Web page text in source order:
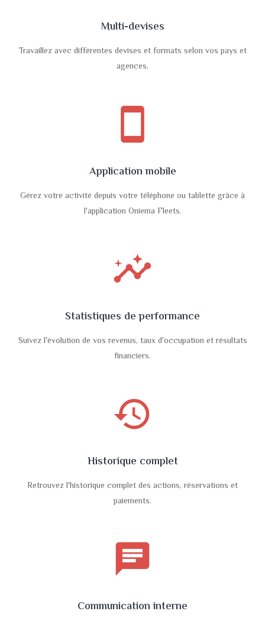
Multi-devises
Travaillez avec différentes devises et formats selon vos pays et
agences.
smartphone
Application mobile
Gérez votre activité depuis votre téléphone ou tablette grâce à
l'application Oniema Fleets.
insights
Statistiques de performance
Suivez l'évolution de vos revenus, taux d'occupation et résultats
financiers.
history
Historique complet
Retrouvez l'historique complet des actions, réservations et
paiements.
chat
Communication interne